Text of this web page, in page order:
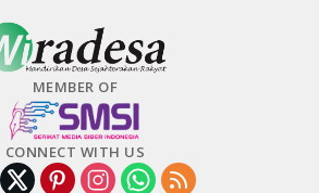
MEMBER OF
CONNECT WITH US